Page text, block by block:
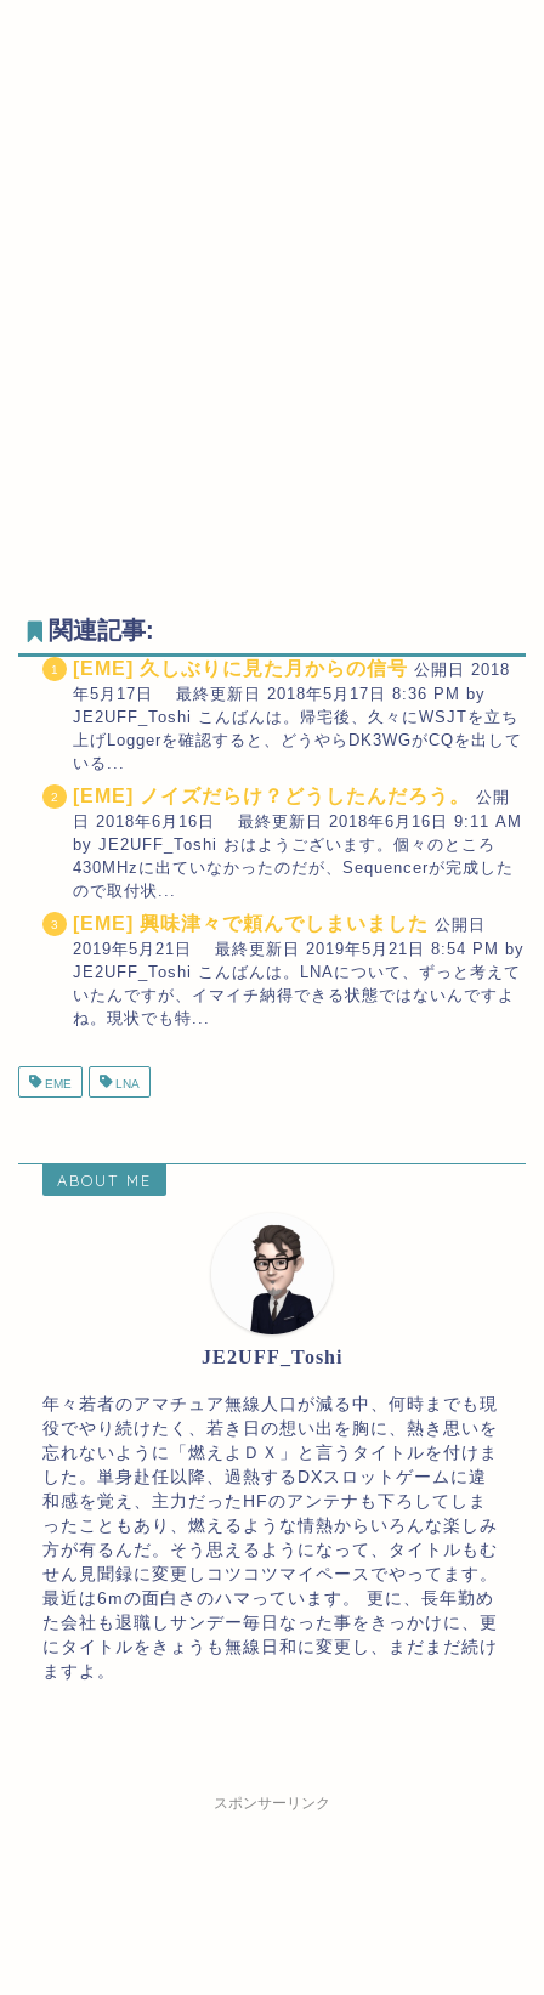
関連記事:
[EME] 久しぶりに見た月からの信号 公開日 2018
年5月17日 最終更新日 2018年5月17日 8:36 PM by
JE2UFF_Toshi こんばんは。帰宅後、久々にWSJTを立ち
上げLoggerを確認すると、どうやらDK3WGがCQを出して
いる...
[EME] ノイズだらけ？どうしたんだろう。
公開
日 2018年6月16日 最終更新日 2018年6月16日 9:11 AM
by JE2UFF_Toshi おはようございます。個々のところ
430MHzに出ていなかったのだが、Sequencerが完成した
ので取付状...
[EME] 興味津々で頼んでしまいました 公開日
2019年5月21日 最終更新日 2019年5月21日 8:54 PM by
JE2UFF_Toshi こんばんは。LNAについて、ずっと考えて
いたんですが、イマイチ納得できる状態ではないんですよ
ね。現状でも特...
EME LNA
ABOUT ME
JE2UFF_Toshi
年々若者のアマチュア無線人口が減る中、何時までも現
役でやり続けたく、若き日の想い出を胸に、熱き思いを
忘れないように「燃えよＤＸ」と言うタイトルを付けま
した。単身赴任以降、過熱するDXスロットゲームに違
和感を覚え、主力だったHFのアンテナも下ろしてしま
ったこともあり、燃えるような情熱からいろんな楽しみ
方が有るんだ。そう思えるようになって、タイトルもむ
せん見聞録に変更しコツコツマイペースでやってます。
最近は6mの面白さのハマっています。 更に、長年勤め
た会社も退職しサンデー毎日なった事をきっかけに、更
にタイトルをきょうも無線日和に変更し、まだまだ続け
ますよ。
スポンサーリンク